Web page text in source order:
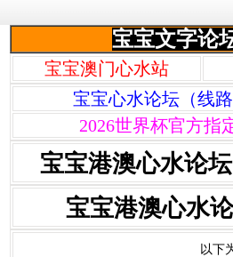
宝宝文字论
宝宝澳门心水站
宝宝心水论坛（线
2026世界杯官方指
宝宝港澳心水论
宝宝港澳心水
以下